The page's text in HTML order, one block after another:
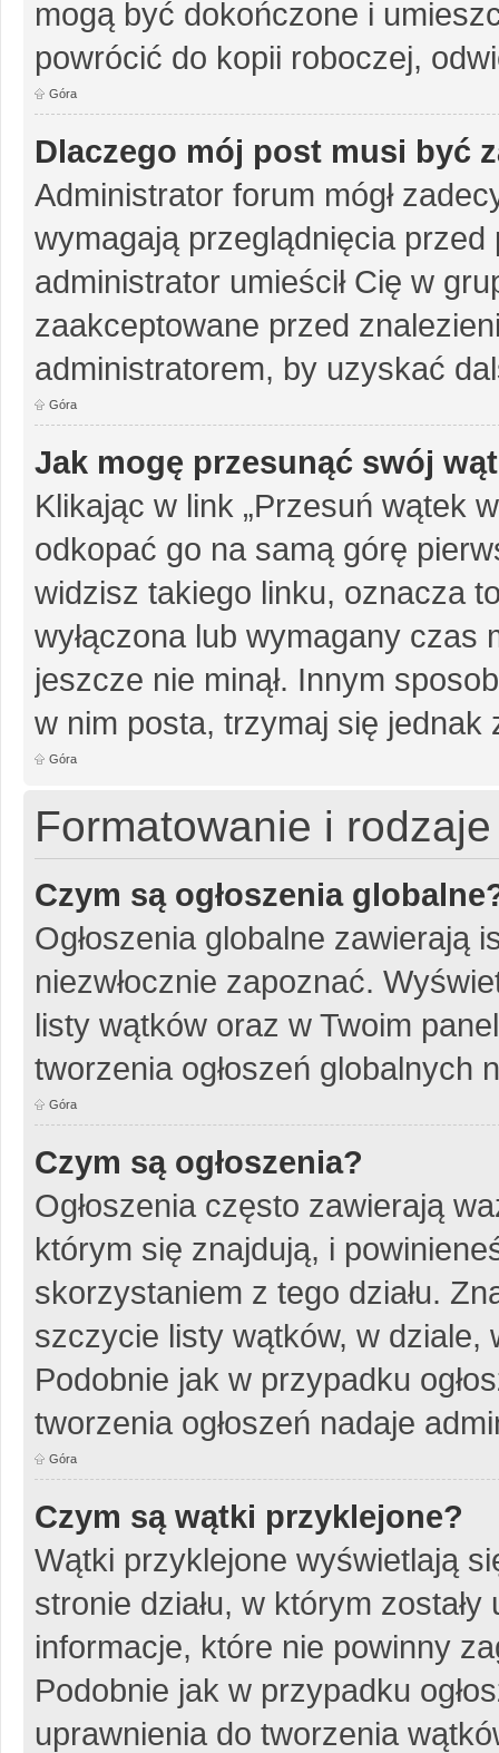
mogą być dokończone i
powrócić do kopii roboczej,
Góra
Dlaczego mój post musi być
Administrator forum mógł
wymagają przeglądnięcia
administrator umieścił Cię w
zaakceptowane przed
administratorem, by uzyskać
Góra
Jak mogę przesunąć swój
Klikając w link „Przesuń wątek
odkopać go na samą górę
widzisz takiego linku, oznacza
wyłączona lub wymagany
jeszcze nie minął. Innym
w nim posta, trzymaj się jednak
Góra
Formatowanie i
Czym są ogłoszenia
Ogłoszenia globalne zawierają
niezwłocznie zapoznać.
listy wątków oraz w Twoim
tworzenia ogłoszeń globalnych
Góra
Czym są ogłoszenia?
Ogłoszenia często zawierają
którym się znajdują, i
skorzystaniem z tego działu.
szczycie listy wątków, w dziale,
Podobnie jak w przypadku
tworzenia ogłoszeń nadaje
Góra
Czym są wątki przyklejone?
Wątki przyklejone wyświetlają
stronie działu, w którym
informacje, które nie powinny
Podobnie jak w przypadku
uprawnienia do tworzenia